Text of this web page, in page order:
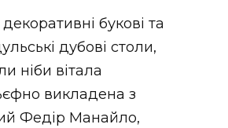
букові та
дубові столи,
ніби вітала
викладена з
Федір Манайло,